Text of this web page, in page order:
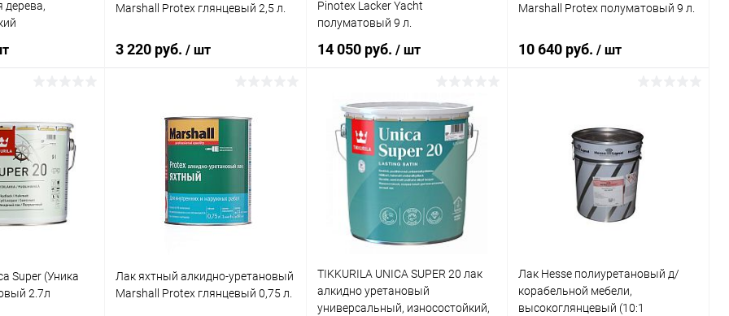
Лак Symphony Hardwood
Бесцветный
Элемент каталога:
наружных работ,
полуматовый
Элемент каталога:
дерева,
Сравнение
В наличии
Marshall Protex глянцевый 2,5 л.
3 220 руб. / шт
В корзину
Купить в 1 клик Сравнение
В избранное В наличии
Pinotex Lacker Yacht
полуматовый 9 л.
14 050 руб. / шт
В корзину
Купить в 1 клик Сравнение
В избранное В наличии
Marshall Protex полуматовый 9 л.
10 640 руб./ шт
Купить в 1 клик Сравнение
В избранное В наличии
Super (Уника
2.7л
Лак яхтный алкидно-уретановый
Marshall Protex глянцевый 0,75 л.
TIKKURILA UNICA SUPER 20 лак
алкидно уретановый
универсальный, износостойкий,
Лак Hesse полиуретановый д/
корабельной мебели,
высокоглянцевый (10:1